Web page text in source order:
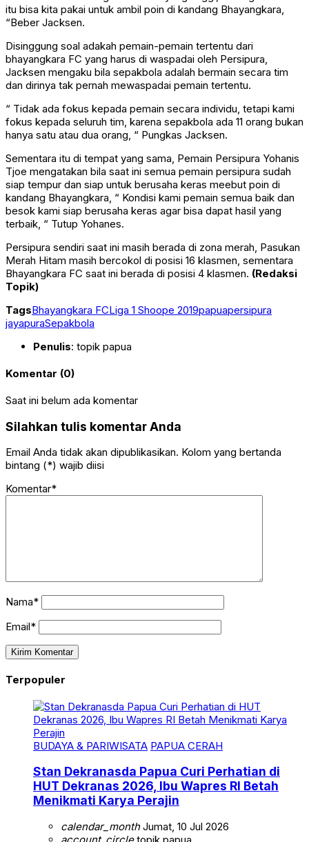
itu bisa kita pakai untuk ambil poin di kandang Bhayangkara,
“Beber Jacksen.
Disinggung soal adakah pemain-pemain tertentu dari
bhayangkara FC yang harus di waspadai oleh Persipura,
Jacksen mengaku bila sepakbola adalah bermain secara tim
dan dirinya tak pernah mewaspadai pemain tertentu.
“ Tidak ada fokus kepada pemain secara individu, tetapi kami
fokus kepada seluruh tim, karena sepakbola ada 11 orang bukan
hanya satu atau dua orang, “ Pungkas Jacksen.
Sementara itu di tempat yang sama, Pemain Persipura Yohanis
Tjoe mengatakan bila saat ini semua pemain persipura sudah
siap tempur dan siap untuk berusaha keras meebut poin di
kandang Bhayangkara, “ Kondisi kami pemain semua baik dan
besok kami siap berusaha keras agar bisa dapat hasil yang
terbaik, “ Tutup Yohanes.
Persipura sendiri saat ini masih berada di zona merah, Pasukan
Merah Hitam masih bercokol di posisi 16 klasmen, sementara
Bhayangkara FC saat ini berada di posisi 4 klasmen. (Redaksi
Topik)
TagsBhayangkara FCLiga 1 Shoope 2019papuapersipura
jayapuraSepakbola
Penulis: topik papua
Komentar (0)
Saat ini belum ada komentar
Silahkan tulis komentar Anda
Email Anda tidak akan dipublikasikan. Kolom yang bertanda
bintang (*) wajib diisi
Komentar*
Nama*
Email*
Terpopuler
BUDAYA & PARIWISATA PAPUA CERAH
Stan Dekranasda Papua Curi Perhatian di
HUT Dekranas 2026, Ibu Wapres RI Betah
Menikmati Karya Perajin
calendar_monthJumat, 10 Jul 2026